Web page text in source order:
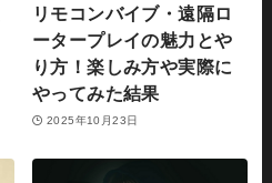
リモコンバイブ・遠隔ロ
ータープレイの魅力とや
り方！楽しみ方や実際に
やってみた結果
2025年10月23日